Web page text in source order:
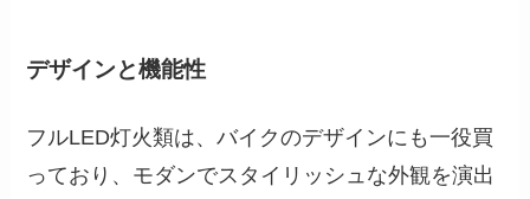
デザインと機能性
フルLED灯火類は、バイクのデザインにも一役買
っており、モダンでスタイリッシュな外観を演出